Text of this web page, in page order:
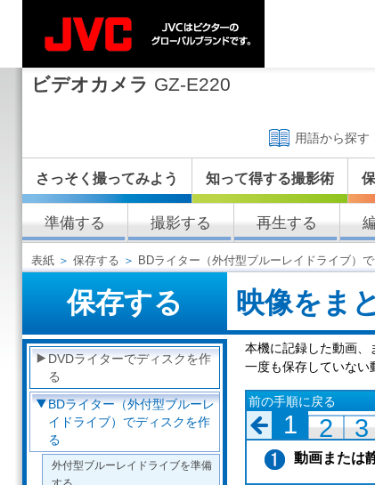
ビデオカメラ GZ-E220
用語から探す
さっそく撮ってみよう 知って得する撮影術
準備する 撮影する 再生する
表紙 ＞ 保存する ＞ BDライター（外付型ブルーレイドライブ）
保存する 映像をま
DVDライターでディスクを作
る
BDライター（外付型ブルーレ
イドライブ）でディスクを作
る
外付型ブルーレイドライブを準備
本機に記録した動画、
一度も保存していない
前の手順に戻る
1 2 3
動画または